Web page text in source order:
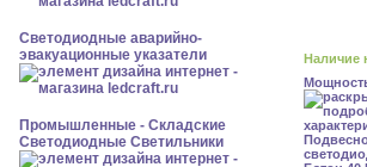
Светодиодные аварийно-
эвакуационные указатели
Промышленные - Складские
Светодиодные Светильники
Наличие